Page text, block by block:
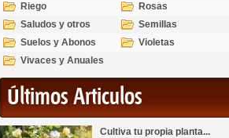
Riego
Rosas
Saludos y otros
temas
Semillas
Suelos y Abonos
Violetas
Vivaces y Anuales
Últimos Articulos
Cultiva tu propia planta...